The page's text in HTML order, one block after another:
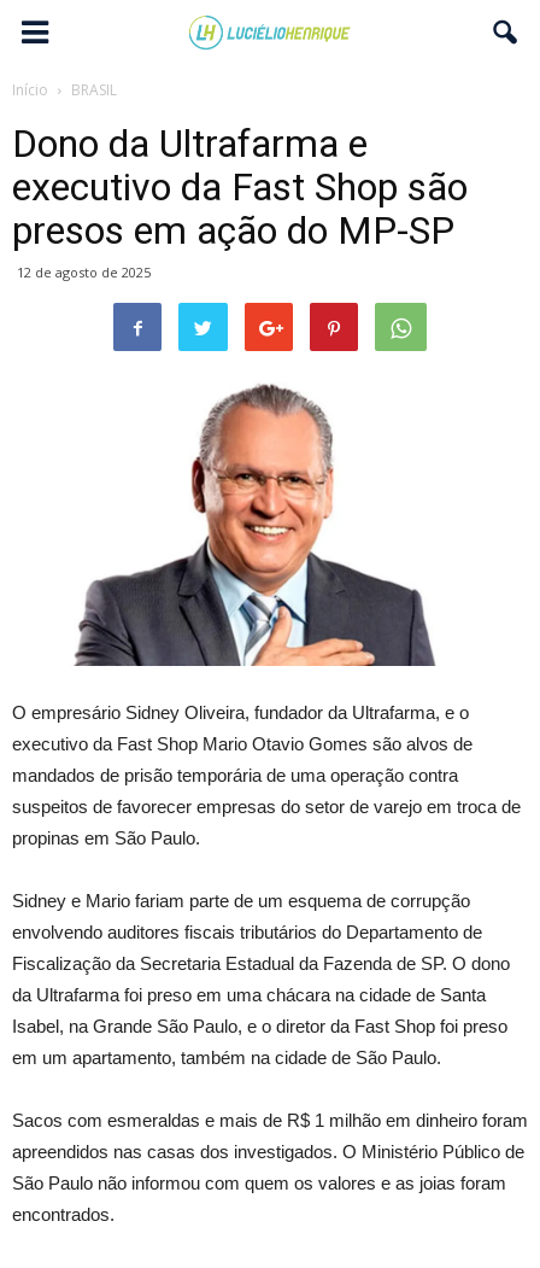
Início BRASIL
Dono da Ultrafarma e
executivo da Fast Shop são
presos em ação do MP-SP
12 de agosto de 2025
O empresário Sidney Oliveira, fundador da Ultrafarma, e o
executivo da Fast Shop Mario Otavio Gomes são alvos de
mandados de prisão temporária de uma operação contra
suspeitos de favorecer empresas do setor de varejo em troca de
propinas em São Paulo.
Sidney e Mario fariam parte de um esquema de corrupção
envolvendo auditores fiscais tributários do Departamento de
Fiscalização da Secretaria Estadual da Fazenda de SP. O dono
da Ultrafarma foi preso em uma chácara na cidade de Santa
Isabel, na Grande São Paulo, e o diretor da Fast Shop foi preso
em um apartamento, também na cidade de São Paulo.
Sacos com esmeraldas e mais de R$ 1 milhão em dinheiro foram
apreendidos nas casas dos investigados. O Ministério Público de
São Paulo não informou com quem os valores e as joias foram
encontrados.